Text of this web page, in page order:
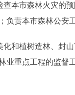
市森林火灾的预
负责本市森林公安
植树造林、封山
业重点工程的监督